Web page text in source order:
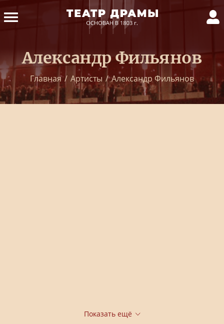
Александр Фильянов
Главная / Артисты / Александр Фильянов
Показать ещё